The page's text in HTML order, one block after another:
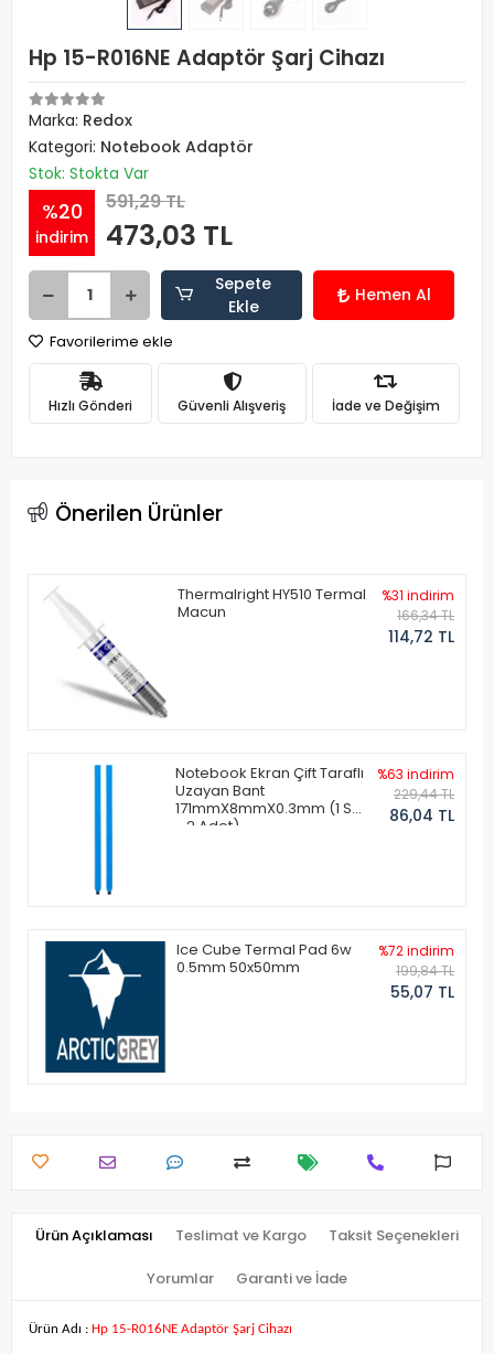
Hp 15-R016NE Adaptör Şarj Cihazı
Marka: Redox
Kategori: Notebook Adaptör
Stok: Stokta Var
%20
indirim
591,29 TL
473,03 TL
Sepete
Ekle
Hemen Al
Favorilerime ekle
Hızlı Gönderi Güvenli Alışveriş İade ve Değişim
Önerilen Ürünler
Thermalright HY510 Termal
Macun
%31 indirim
166,34 TL
114,72 TL
Notebook Ekran Çift Taraflı
Uzayan Bant
171mmX8mmX0.3mm (1 Set
- 2 Adet)
%63 indirim
229,44 TL
86,04 TL
Ice Cube Termal Pad 6w
0.5mm 50x50mm
%72 indirim
199,84 TL
55,07 TL
Ürün Açıklaması Teslimat ve Kargo Taksit Seçenekleri
Yorumlar Garanti ve İade
Ürün Adı : Hp 15-R016NE Adaptör Şarj Cihazı